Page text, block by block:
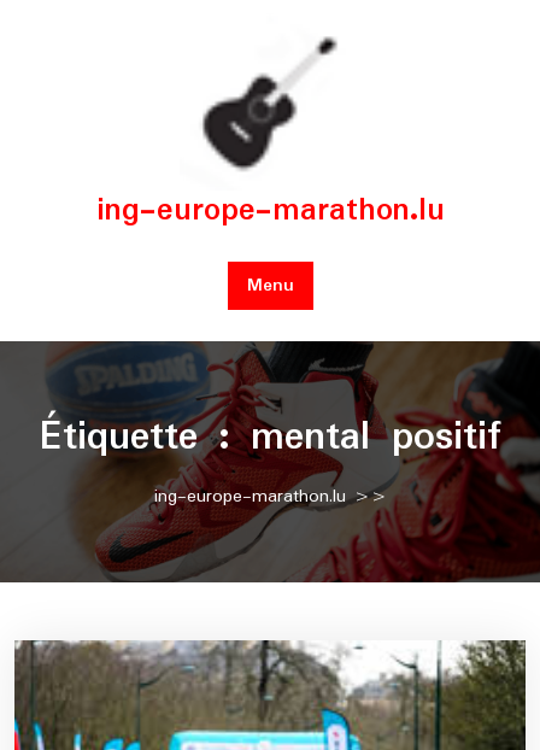
ing-europe-marathon.lu
Menu
Étiquette :mental positif
ing-europe-marathon.lu>>